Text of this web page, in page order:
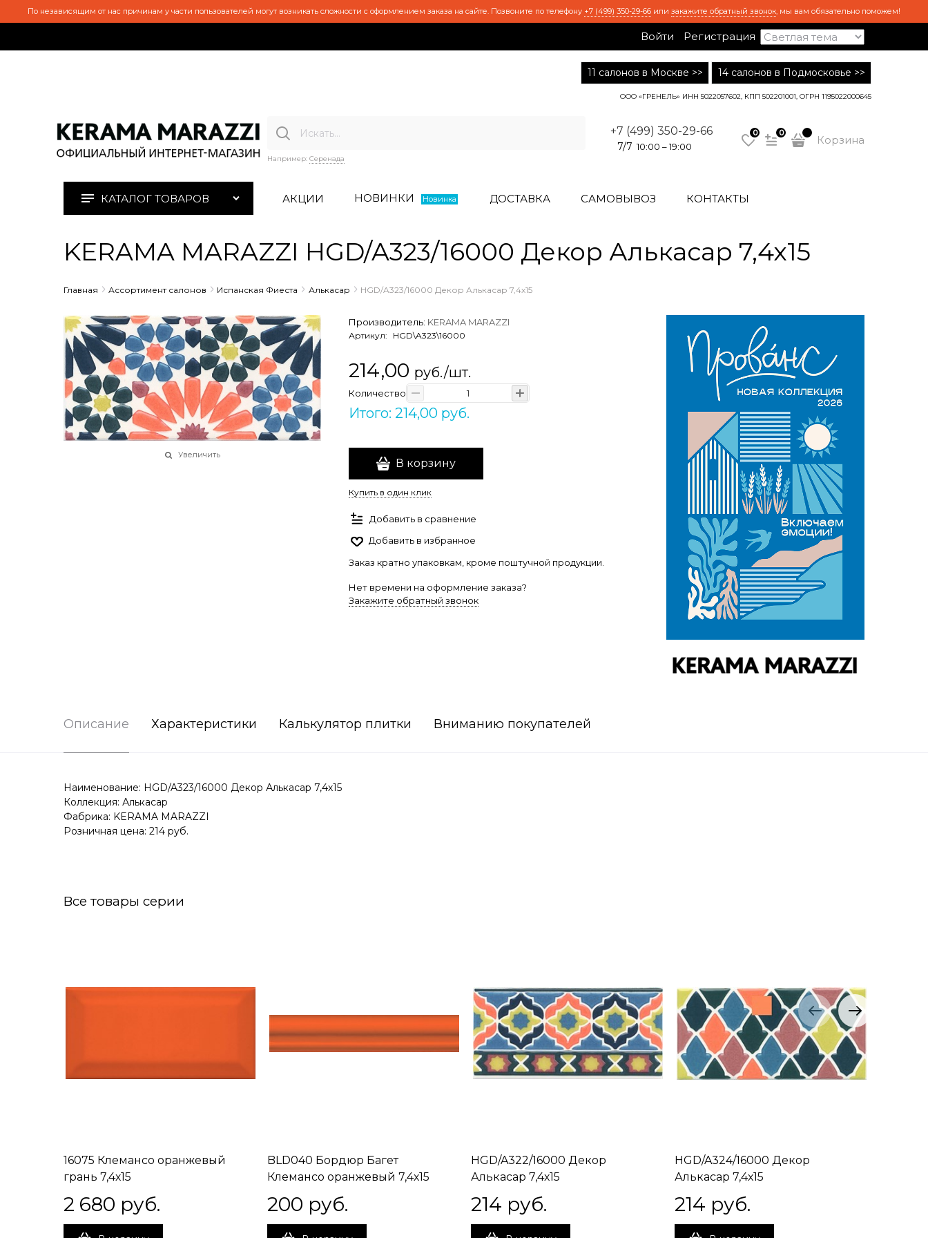
По независящим от нас причинам у части пользователей могут возникать сложности с оформлением заказа на сайте. Позвоните по телефону +7 (499) 350-29-66 или закажите обратный звонок, мы вам обязательно поможем!
Войти Регистрация
11 салонов в Москве >> 14 салонов в Подмосковье >>
ООО «ГРЕНЕЛЬ» ИНН 5022057602, КПП 502201001, ОГРН 1195022000645
Например: Серенада
+7 (499) 350-29-66
7/7 10:00 – 19:00
0 0
Корзина
КАТАЛОГ ТОВАРОВ АКЦИИ НОВИНКИ Новинка ДОСТАВКА САМОВЫВОЗ КОНТАКТЫ
KERAMA MARAZZI HGD/A323/16000 Декор Алькасар 7,4х15
Главная Ассортимент салонов Испанская Фиеста Алькасар HGD/A323/16000 Декор Алькасар 7,4х15
Увеличить
Производитель: KERAMA MARAZZI
Артикул: HGD\A323\16000
214,00 руб./шт.
Количество
Итого: 214,00 руб.
В корзину
Купить в один клик
Добавить в сравнение
Добавить в избранное
Заказ кратно упаковкам, кроме поштучной продукции.
Нет времени на оформление заказа?
Закажите обратный звонок
Описание Характеристики Калькулятор плитки Вниманию покупателей
Наименование: HGD/A323/16000 Декор Алькасар 7,4х15
Коллекция: Алькасар
Фабрика: KERAMA MARAZZI
Розничная цена: 214 руб.
Все товары серии
16075 Клемансо оранжевый
грань 7,4х15
2 680 руб.
BLD040 Бордюр Багет
Клемансо оранжевый 7,4х15
200 руб.
HGD/A322/16000 Декор
Алькасар 7,4х15
214 руб.
HGD/A324/16000 Декор
Алькасар 7,4х15
214 руб.